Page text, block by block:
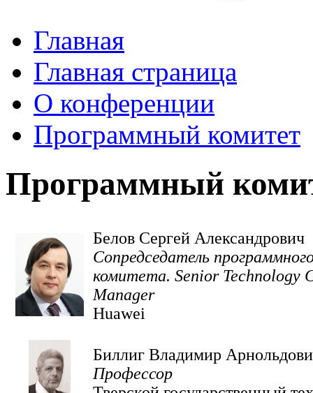
Главная
Главная страница
О конференции
Программный комитет
Программный
Белов Сергей Александрович
Сопредседатель
комитета. Senior Technology
Manager
Huawei
Биллиг Владимир
Профессор